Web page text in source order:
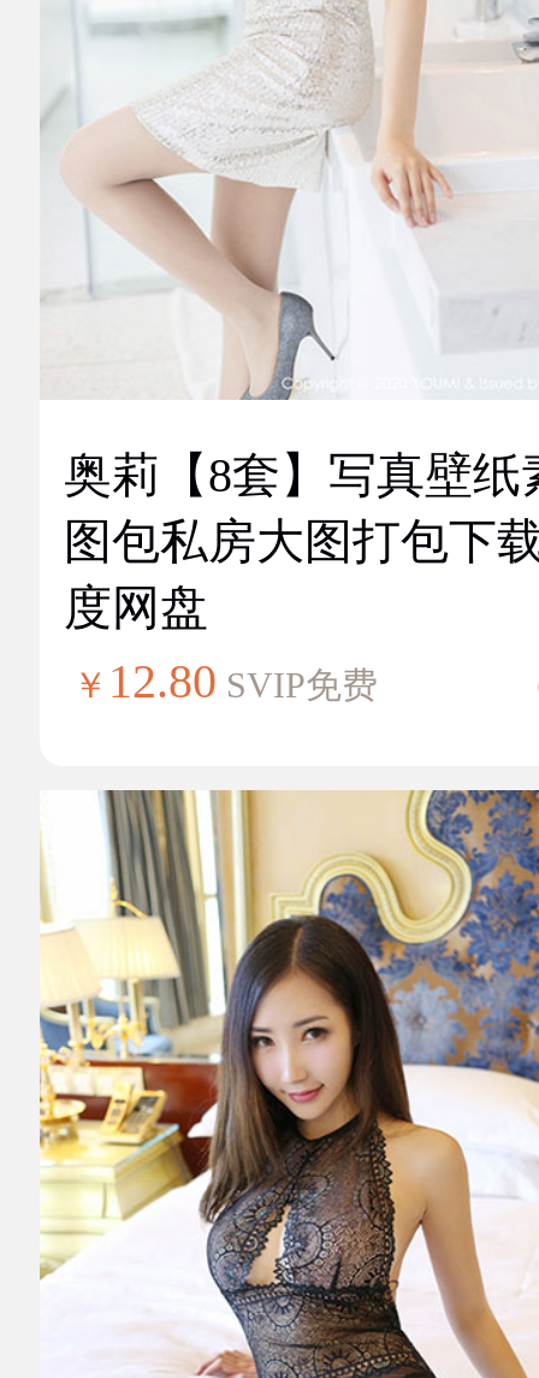
奥莉【8套】写真壁纸
图包私房大图打包下
度网盘
￥ 12.80 SVIP免费